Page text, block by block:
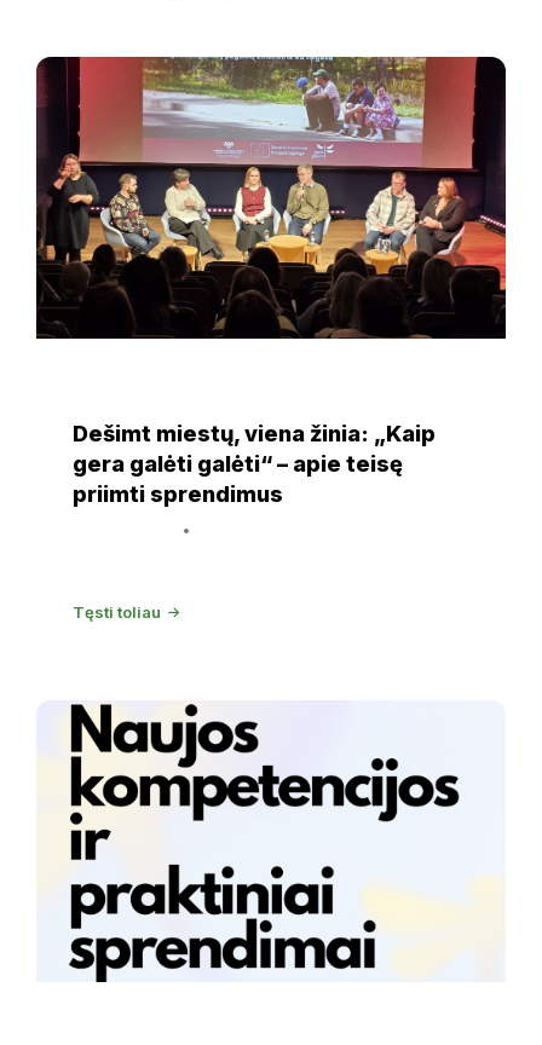
Dešimt miestų, viena žinia: „Kaip
gera galėti galėti“ – apie teisę
priimti sprendimus
Tęsti toliau
Naujos
kompetencijos
praktiniai
sprendimai